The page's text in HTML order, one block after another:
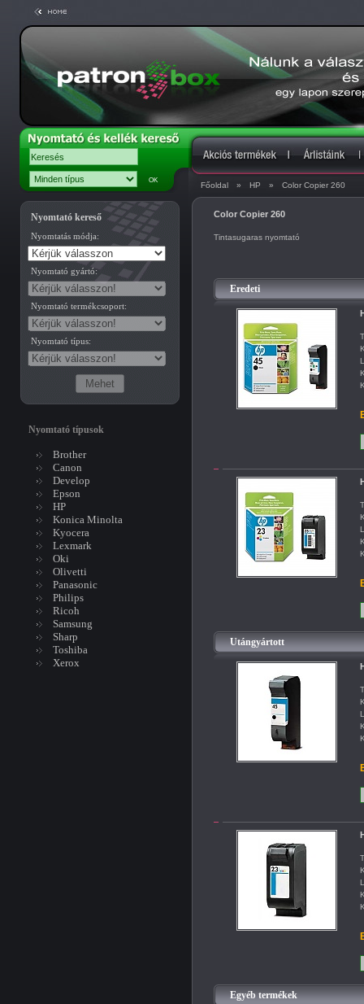
Főoldal » HP » Color Copier 260
Nyomtató kereső
Nyomtatás módja:
Nyomtató gyártó:
Nyomtató termékcsoport:
Nyomtató típus:
Nyomtató típusok
Brother
Canon
Develop
Epson
HP
Konica Minolta
Kyocera
Lexmark
Oki
Olivetti
Panasonic
Philips
Ricoh
Samsung
Sharp
Toshiba
Xerox
Color Copier 260
Tintasugaras nyomtató
Eredeti
Utángyártott
Egyéb termékek